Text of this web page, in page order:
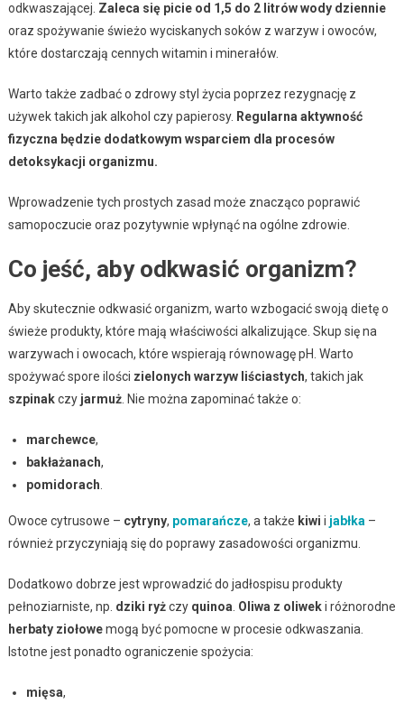
odkwaszającej. Zaleca się picie od 1,5 do 2 litrów wody dziennie
oraz spożywanie świeżo wyciskanych soków z warzyw i owoców,
które dostarczają cennych witamin i minerałów.
Warto także zadbać o zdrowy styl życia poprzez rezygnację z
używek takich jak alkohol czy papierosy. Regularna aktywność
fizyczna będzie dodatkowym wsparciem dla procesów
detoksykacji organizmu.
Wprowadzenie tych prostych zasad może znacząco poprawić
samopoczucie oraz pozytywnie wpłynąć na ogólne zdrowie.
Co jeść, aby odkwasić organizm?
Aby skutecznie odkwasić organizm, warto wzbogacić swoją dietę o
świeże produkty, które mają właściwości alkalizujące. Skup się na
warzywach i owocach, które wspierają równowagę pH. Warto
spożywać spore ilości zielonych warzyw liściastych, takich jak
szpinakczy jarmuż. Nie można zapominać także o:
marchewce,
bakłażanach,
pomidorach.
Owoce cytrusowe – cytryny, pomarańcze, a także kiwi i jabłka–
również przyczyniają się do poprawy zasadowości organizmu.
Dodatkowo dobrze jest wprowadzić do jadłospisu produkty
pełnoziarniste, np. dziki ryżczy quinoa. Oliwa z oliweki różnorodne
herbaty ziołowemogą być pomocne w procesie odkwaszania.
Istotne jest ponadto ograniczenie spożycia:
mięsa,